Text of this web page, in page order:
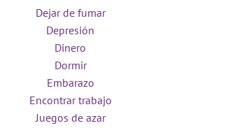
Dejar de fumar
Depresión
Dinero
Dormir
Embarazo
Encontrar trabajo
Juegos de azar